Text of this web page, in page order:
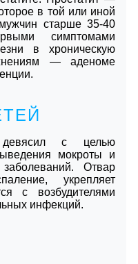
в той или иной
старше 35-40
симптомами
в хроническую
— аденоме
девясил с целью
мокроты и
Отвар
укрепляет
с возбудителями
инфекций.